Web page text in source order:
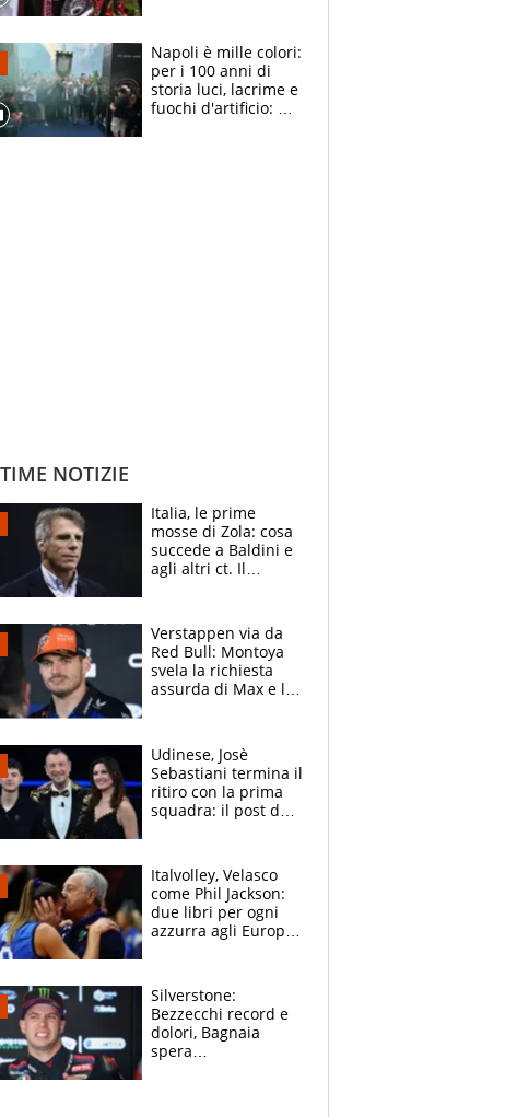
bigliettini
Napoli è mille colori:
per i 100 anni di
storia luci, lacrime e
fuochi d'artificio: De
NOTIZIE
Italia, le prime
mosse di Zola: cosa
succede a Baldini e
agli altri ct. Il
azzurri
Verstappen via da
Red Bull: Montoya
svela la richiesta
assurda di Max e lo
McLaren siano
meglio?”
Udinese, Josè
Sebastiani termina il
ritiro con la prima
squadra: il post del
sfondo
Italvolley, Velasco
come Phil Jackson:
due libri per ogni
azzurra agli Europei.
Silverstone:
Bezzecchi record e
dolori, Bagnaia
spera